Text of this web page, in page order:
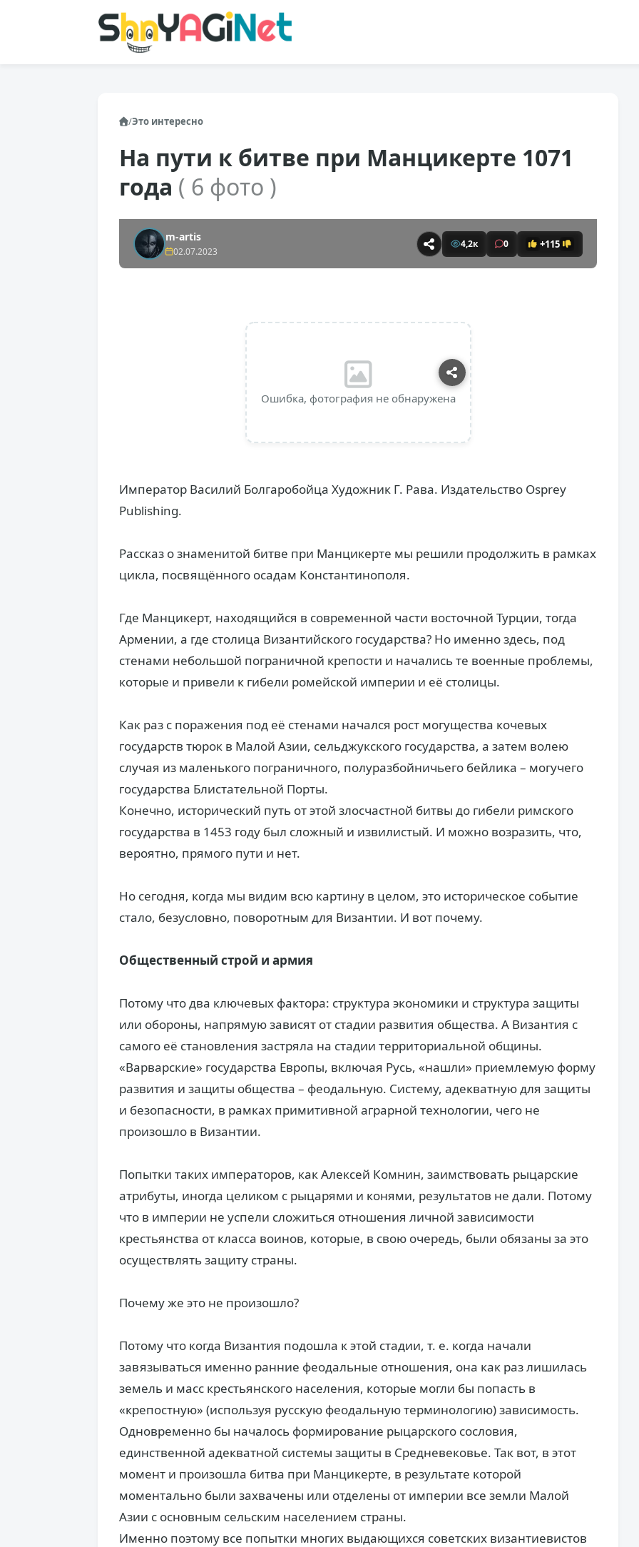
/Это интересно
На пути к битве при Манцикерте 1071
года ( 6 фото )
m-artis
02.07.2023
4,2к 0 +115
Ошибка, фотография не обнаружена
Император Василий Болгаробойца Художник Г. Рава. Издательство Osprey
Publishing.
Рассказ о знаменитой битве при Манцикерте мы решили продолжить в рамках
цикла, посвящённого осадам Константинополя.
Где Манцикерт, находящийся в современной части восточной Турции, тогда
Армении, а где столица Византийского государства? Но именно здесь, под
стенами небольшой пограничной крепости и начались те военные проблемы,
которые и привели к гибели ромейской империи и её столицы.
Как раз с поражения под её стенами начался рост могущества кочевых
государств тюрок в Малой Азии, сельджукского государства, а затем волею
случая из маленького пограничного, полуразбойничьего бейлика – могучего
государства Блистательной Порты.
Конечно, исторический путь от этой злосчастной битвы до гибели римского
государства в 1453 году был сложный и извилистый. И можно возразить, что,
вероятно, прямого пути и нет.
Но сегодня, когда мы видим всю картину в целом, это историческое событие
стало, безусловно, поворотным для Византии. И вот почему.
Общественный строй и армия
Потому что два ключевых фактора: структура экономики и структура защиты
или обороны, напрямую зависят от стадии развития общества. А Византия с
самого её становления застряла на стадии территориальной общины.
«Варварские» государства Европы, включая Русь, «нашли» приемлемую форму
развития и защиты общества – феодальную. Систему, адекватную для защиты
и безопасности, в рамках примитивной аграрной технологии, чего не
произошло в Византии.
Попытки таких императоров, как Алексей Комнин, заимствовать рыцарские
атрибуты, иногда целиком с рыцарями и конями, результатов не дали. Потому
что в империи не успели сложиться отношения личной зависимости
крестьянства от класса воинов, которые, в свою очередь, были обязаны за это
осуществлять защиту страны.
Почему же это не произошло?
Потому что когда Византия подошла к этой стадии, т. е. когда начали
завязываться именно ранние феодальные отношения, она как раз лишилась
земель и масс крестьянского населения, которые могли бы попасть в
«крепостную» (используя русскую феодальную терминологию) зависимость.
Одновременно бы началось формирование рыцарского сословия,
единственной адекватной системы защиты в Средневековье. Так вот, в этот
момент и произошла битва при Манцикерте, в результате которой
моментально были захвачены или отделены от империи все земли Малой
Азии с основным сельским населением страны.
Именно поэтому все попытки многих выдающихся советских византиевистов